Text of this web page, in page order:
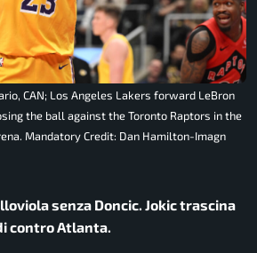
CAN; Los Angeles Lakers forward LeBron
the ball against the Toronto Raptors in the
Mandatory Credit: Dan Hamilton-Imagn
senza Doncic. Jokic trascina
contro Atlanta.